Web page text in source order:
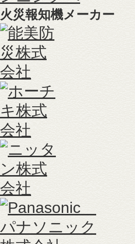
火災報知機メーカー